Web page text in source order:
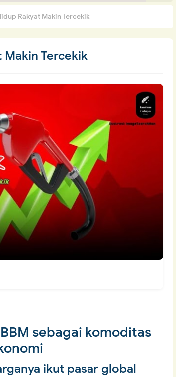
Rakyat Makin Tercekik
Makin Tercekik
sebagai komoditas
ikut pasar global